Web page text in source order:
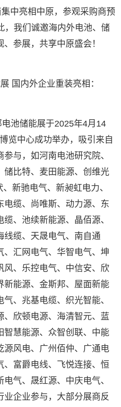
中亮相中原，参观采购商预
，我们诚邀海内外电池、储
参展，共享中原盛会！
国内外企业重装亮相：
电池储能展于2025年4月14
览中心成功举办，吸引来自
与，如河南电池研究院、
储比特、麦田能源、创维光
新驰电气、新昶虹电力、
电缆、尚唯斯、动力源、东
、池续新能源、晶佰源、
线缆、天晟电气、南自通
、汇网电气、华智电气、坤
风、乐控电气、中信安、欣
新能源、金斯邦、屋面新能
、兆基电缆、织光智能、
、欣顿电源、海清智元、蓝
智慧能源、众智创联、中能
源风电、广州佰仲、广通电
、富爵电线、飞悦连接、恒
气、晟红源、中庆电气、
业企业参与，大部分展商反